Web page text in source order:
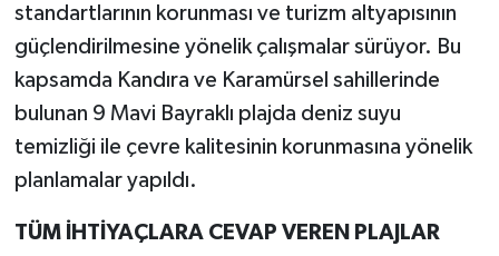
standartlarının korunması ve turizm altyapısının
güçlendirilmesine yönelik çalışmalar sürüyor. Bu
kapsamda Kandıra ve Karamürsel sahillerinde
bulunan 9 Mavi Bayraklı plajda deniz suyu
temizliği ile çevre kalitesinin korunmasına yönelik
planlamalar yapıldı.
TÜM İHTİYAÇLARA CEVAP VEREN PLAJLAR